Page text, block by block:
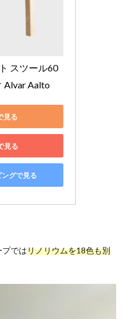
スツール60
Alvar Aalto
見る
見る
グで見る
プではリノリウムを18色も別